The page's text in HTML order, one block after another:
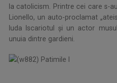
la catolicism. Printre cei care s-
Lionello, un auto-proclamat
Iuda Iscariotul și un actor
unuia dintre gardieni.